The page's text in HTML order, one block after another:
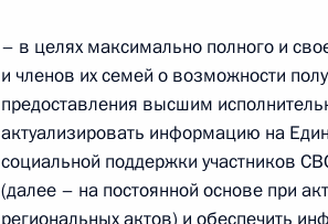
Совещание с членами
4 апреля 2024 года, 19:10
– в целях максимально полного и
и членов их семей о возможности
предоставления высшим
актуализировать информацию на
социальной поддержки участников
(далее – на постоянной основе при